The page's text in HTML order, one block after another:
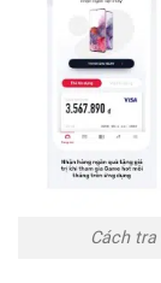
Cách